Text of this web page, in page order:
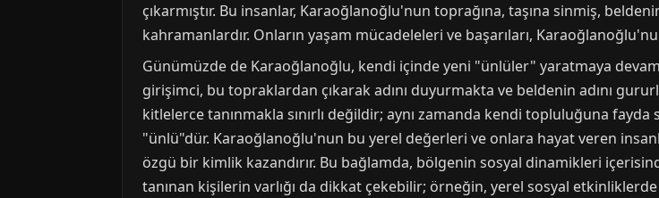
çıkarmıştır. Bu insanlar, Karaoğlanoğlu'nun toprağına, taşına sinmiş,
kahramanlardır. Onların yaşam mücadeleleri ve başarıları,
Günümüzde de Karaoğlanoğlu, kendi içinde yeni "ünlüler" yaratmaya
girişimci, bu topraklardan çıkarak adını duyurmakta ve beldenin adını
kitlelerce tanınmakla sınırlı değildir; aynı zamanda kendi topluluğuna
"ünlü"dür. Karaoğlanoğlu'nun bu yerel değerleri ve onlara hayat veren
özgü bir kimlik kazandırır. Bu bağlamda, bölgenin sosyal dinamikleri
tanınan kişilerin varlığı da dikkat çekebilir; örneğin, yerel sosyal